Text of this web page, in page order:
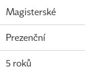
Magisterské
Prezenční
5 roků